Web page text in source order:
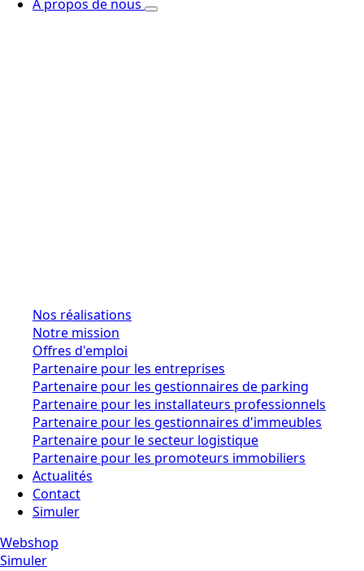
À propos de nous
Nos réalisations
Notre mission
Offres d'emploi
Partenaire pour les entreprises
Partenaire pour les gestionnaires de parking
Partenaire pour les installateurs professionnels
Partenaire pour les gestionnaires d'immeubles
Partenaire pour le secteur logistique
Partenaire pour les promoteurs immobiliers
Actualités
Contact
Simuler
Webshop
Simuler